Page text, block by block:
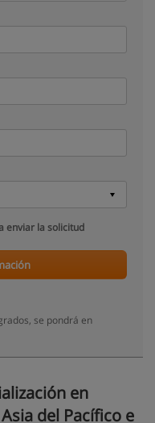
enviar la solicitud
se pondrá en
en
del Pacífico e